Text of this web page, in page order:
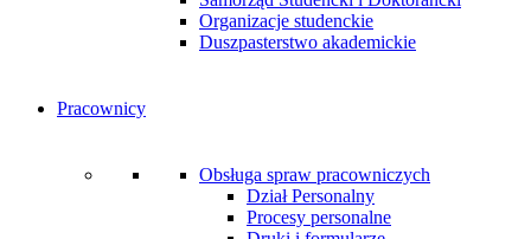
Organizacje studenckie
Duszpasterstwo akademickie
Pracownicy
Obsługa spraw pracowniczych
Dział Personalny
Procesy personalne